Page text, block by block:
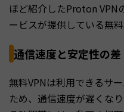
ほど紹介したProton VPN
ービスが提供している無
通信速度と安定性の差
無料VPNは利用できるサ
ため、通信速度が遅くな